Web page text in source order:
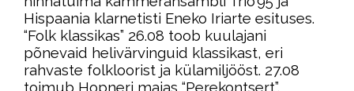
Hispaania klarnetisti Eneko Iriarte esituses.
“Folk klassikas” 26.08 toob kuulajani
põnevaid helivärvinguid klassikast, eri
rahvaste folkloorist ja külamiljööst. 27.08
toimub Hopneri majas “Perekontsert”.